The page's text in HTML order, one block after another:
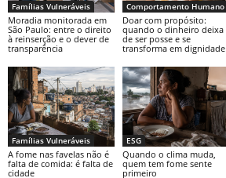
Famílias Vulneráveis
Moradia monitorada em
São Paulo: entre o direito
à reinserção e o dever de
transparência
Comportamento Humano
Doar com propósito:
quando o dinheiro deixa
de ser posse e se
transforma em dignidade
Famílias Vulneráveis
A fome nas favelas não é
falta de comida: é falta de
cidade
ESG
Quando o clima muda,
quem tem fome sente
primeiro